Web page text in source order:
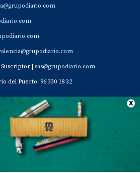
| sas@grupodiario.com
del Puerto: 96 330 18 32
somos Política de privacidad